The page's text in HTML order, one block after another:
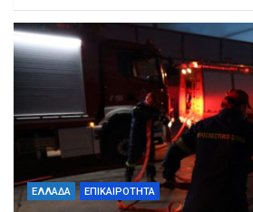
ΕΛΛΑΔΑ ΕΠΙΚΑΙΡΟΤΗΤΑ